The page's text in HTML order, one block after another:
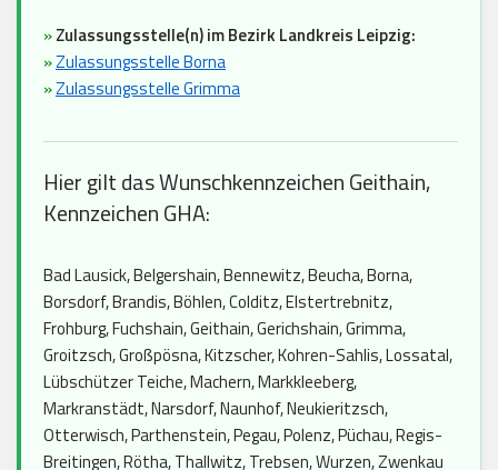
»Zulassungsstelle(n) im Bezirk Landkreis Leipzig:
»Zulassungsstelle Borna
»Zulassungsstelle Grimma
Hier gilt das Wunschkennzeichen Geithain,
Kennzeichen GHA:
Bad Lausick, Belgershain, Bennewitz, Beucha, Borna,
Borsdorf, Brandis, Böhlen, Colditz, Elstertrebnitz,
Frohburg, Fuchshain, Geithain, Gerichshain, Grimma,
Groitzsch, Großpösna, Kitzscher, Kohren-Sahlis, Lossatal,
Lübschützer Teiche, Machern, Markkleeberg,
Markranstädt, Narsdorf, Naunhof, Neukieritzsch,
Otterwisch, Parthenstein, Pegau, Polenz, Püchau, Regis-
Breitingen, Rötha, Thallwitz, Trebsen, Wurzen, Zwenkau